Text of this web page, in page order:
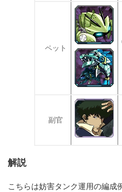
ペット
副官
解説
こちらは妨害タンク運用の編成